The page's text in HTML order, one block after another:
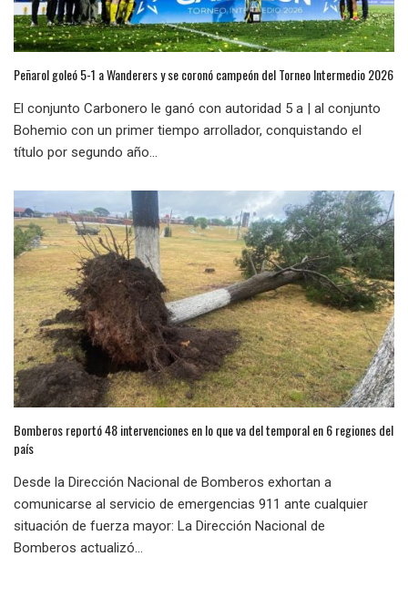
Peñarol goleó 5-1 a Wanderers y se coronó campeón del Torneo Intermedio 2026
El conjunto Carbonero le ganó con autoridad 5 a | al conjunto
Bohemio con un primer tiempo arrollador, conquistando el
título por segundo año...
Bomberos reportó 48 intervenciones en lo que va del temporal en 6 regiones del
país
Desde la Dirección Nacional de Bomberos exhortan a
comunicarse al servicio de emergencias 911 ante cualquier
situación de fuerza mayor: La Dirección Nacional de
Bomberos actualizó...